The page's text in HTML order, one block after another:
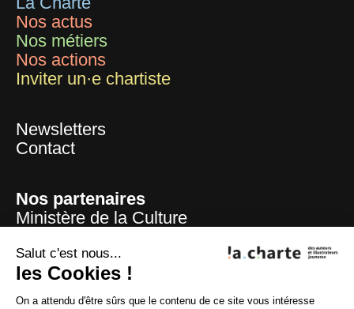
Nos actus
Nos métiers
Nos actions
Inviter un·e chartiste
Newsletters
Contact
Nos partenaires
Ministère de la Culture
Centre national du livre
La Sofia
Salut c'est nous...
les Cookies !
On a attendu d'être sûrs que le contenu de ce site vous intéresse